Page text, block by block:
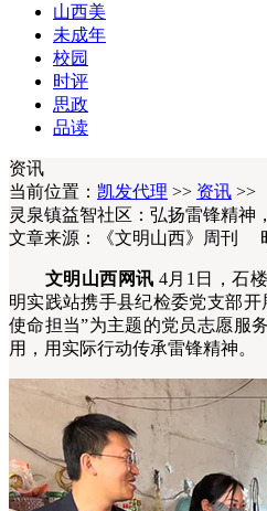
山西美
未成年
校园
时评
思政
品读
资讯
当前位置： 凯发代理 >> 资讯 >>
灵泉镇益智社区：弘扬雷锋精神
文章来源：《文明山西》周刊
文明山西网讯 4月1日，石
明实践站携手县纪检委党支部
使命担当”为主题的党员志愿服
用，用实际行动传承雷锋精神。